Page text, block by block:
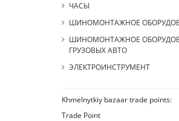
ЧАСЫ
ШИНОМОНТАЖНОЕ
ШИНОМОНТАЖНОЕ
ГРУЗОВЫХ АВТО
ЭЛЕКТРОИНСТРУМЕНТ
Khmelnytkiy bazaar trade points:
Trade Point